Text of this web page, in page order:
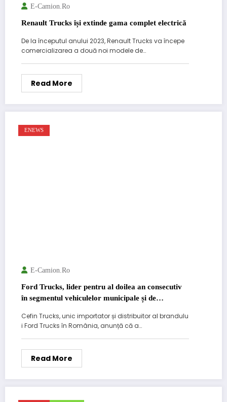
E-Camion.ro
Renault Trucks își extinde gama complet electrică
De la începutul anului 2023, Renault Trucks va începe
comercializarea a două noi modele de…
Read More
ENEWS
E-Camion.ro
Ford Trucks, lider pentru al doilea an consecutiv
în segmentul vehiculelor municipale și de
Cefin Trucks, unic importator și distribuitor al brandulu
i Ford Trucks în România, anunță că a…
Read More